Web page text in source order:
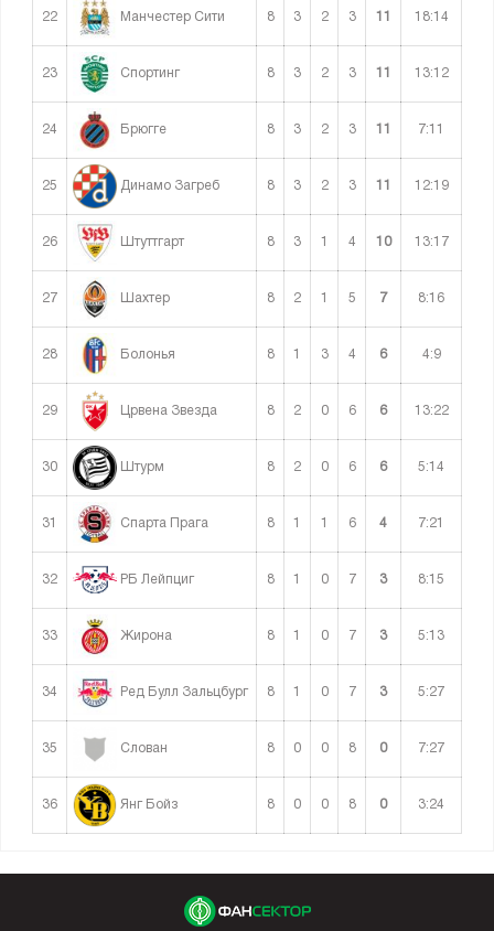
22 Манчестер Сити 8 3 2 3 11 18:14
23 Спортинг 8 3 2 3 11 13:12
24 Брюгге 8 3 2 3 11 7:11
25 Динамо Загреб 8 3 2 3 11 12:19
26 Штуттгарт 8 3 1 4 10 13:17
27 Шахтер 8 2 1 5 7 8:16
28 Болонья 8 1 3 4 6 4:9
29 Црвена Звезда 8 2 0 6 6 13:22
30 Штурм 8 2 0 6 6 5:14
31 Спарта Прага 8 1 1 6 4 7:21
32 РБ Лейпциг 8 1 0 7 3 8:15
33 Жирона 8 1 0 7 3 5:13
34 Ред Булл Зальцбург 8 1 0 7 3 5:27
35 Слован 8 0 0 8 0 7:27
36 Янг Бойз 8 0 0 8 0 3:24